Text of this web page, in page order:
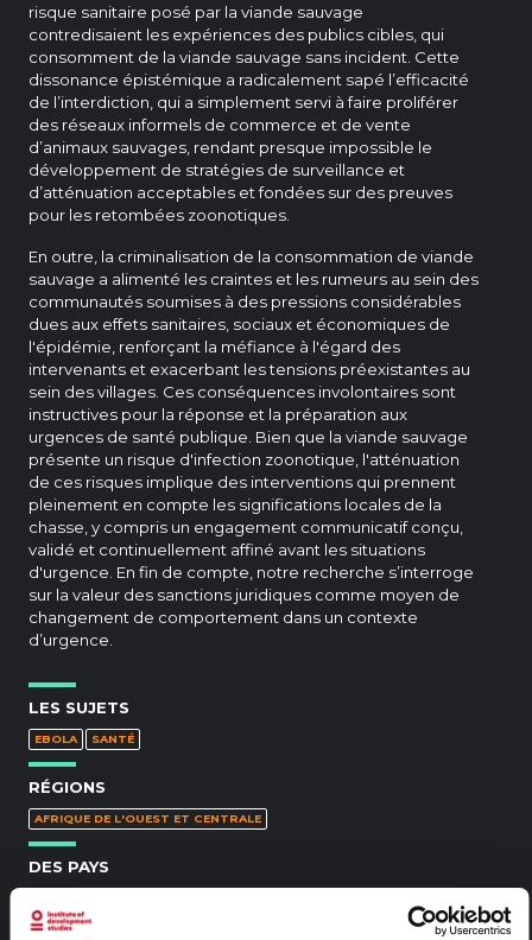
risque sanitaire posé par la viande sauvage
contredisaient les expériences des publics cibles, qui
consomment de la viande sauvage sans incident. Cette
dissonance épistémique a radicalement sapé l’efficacité
de l’interdiction, qui a simplement servi à faire proliférer
des réseaux informels de commerce et de vente
d’animaux sauvages, rendant presque impossible le
développement de stratégies de surveillance et
d’atténuation acceptables et fondées sur des preuves
pour les retombées zoonotiques.
En outre, la criminalisation de la consommation de viande
sauvage a alimenté les craintes et les rumeurs au sein des
communautés soumises à des pressions considérables
dues aux effets sanitaires, sociaux et économiques de
l'épidémie, renforçant la méfiance à l'égard des
intervenants et exacerbant les tensions préexistantes au
sein des villages. Ces conséquences involontaires sont
instructives pour la réponse et la préparation aux
urgences de santé publique. Bien que la viande sauvage
présente un risque d'infection zoonotique, l'atténuation
de ces risques implique des interventions qui prennent
pleinement en compte les significations locales de la
chasse, y compris un engagement communicatif conçu,
validé et continuellement affiné avant les situations
d'urgence. En fin de compte, notre recherche s’interroge
sur la valeur des sanctions juridiques comme moyen de
changement de comportement dans un contexte
d’urgence.
LES SUJETS
EBOLA SANTÉ
RÉGIONS
AFRIQUE DE L'OUEST ET CENTRALE
DES PAYS